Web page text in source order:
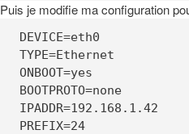
Puis je modifie ma configuration
DEVICE=eth0
TYPE=Ethernet
ONBOOT=yes
BOOTPROTO=none
IPADDR=192.168.1.42
PREFIX=24